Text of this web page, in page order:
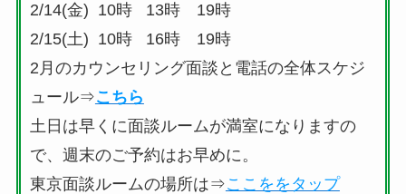
2/14(金) 10時 13時 19時
2/15(土) 10時 16時 19時
2月のカウンセリング面談と電話の全体スケジ
ュール⇒こちら
土日は早くに面談ルームが満室になりますの
で、週末のご予約はお早めに。
東京面談ルームの場所は⇒ここををタップ